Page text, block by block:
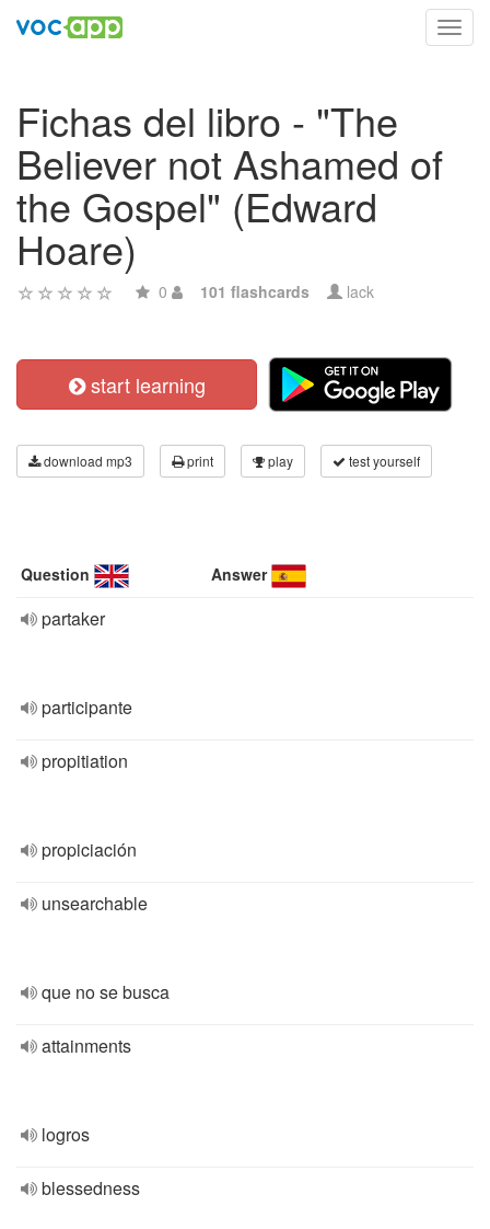
Fichas del libro - "The
Believer not Ashamed of
the Gospel" (Edward
Hoare)
0 101 flashcards lack
start learning
download mp3 print play test yourself
Question Answer
partaker
participante
propitiation
propiciación
unsearchable
que no se busca
attainments
logros
blessedness